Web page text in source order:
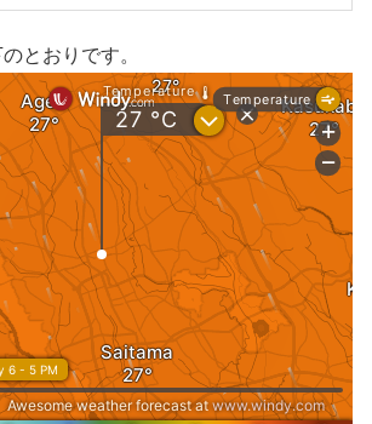
とおりです。